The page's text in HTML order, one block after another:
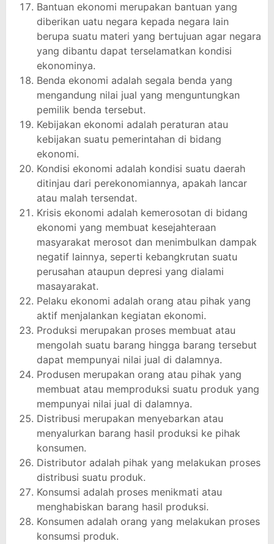
Bantuan ekonomi merupakan bantuan yang
diberikan uatu negara kepada negara lain
berupa suatu materi yang bertujuan agar negara
yang dibantu dapat terselamatkan kondisi
ekonominya.
Benda ekonomi adalah segala benda yang
mengandung nilai jual yang menguntungkan
pemilik benda tersebut.
Kebijakan ekonomi adalah peraturan atau
kebijakan suatu pemerintahan di bidang
ekonomi.
Kondisi ekonomi adalah kondisi suatu daerah
ditinjau dari perekonomiannya, apakah lancar
atau malah tersendat.
Krisis ekonomi adalah kemerosotan di bidang
ekonomi yang membuat kesejahteraan
masyarakat merosot dan menimbulkan dampak
negatif lainnya, seperti kebangkrutan suatu
perusahan ataupun depresi yang dialami
masayarakat.
Pelaku ekonomi adalah orang atau pihak yang
aktif menjalankan kegiatan ekonomi.
Produksi merupakan proses membuat atau
mengolah suatu barang hingga barang tersebut
dapat mempunyai nilai jual di dalamnya.
Produsen merupakan orang atau pihak yang
membuat atau memproduksi suatu produk yang
mempunyai nilai jual di dalamnya.
Distribusi merupakan menyebarkan atau
menyalurkan barang hasil produksi ke pihak
konsumen.
Distributor adalah pihak yang melakukan proses
distribusi suatu produk.
Konsumsi adalah proses menikmati atau
menghabiskan barang hasil produksi.
Konsumen adalah orang yang melakukan proses
konsumsi produk.